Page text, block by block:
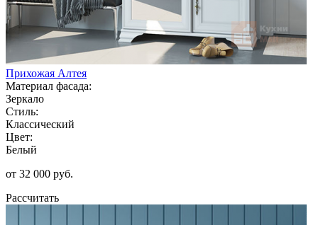
Прихожая Алтея
Материал фасада:
Зеркало
Стиль:
Классический
Цвет:
Белый
от 32 000 руб.
Рассчитать